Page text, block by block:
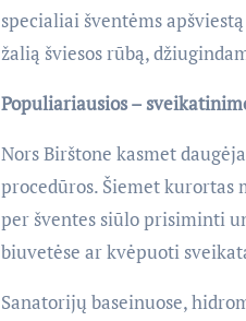
specialiai šventėms
žalią šviesos rūbą,
Populiariausios –
Nors Birštone kasmet
procedūros. Šiemet
per šventes siūlo prisiminti
biuvetėse ar kvėpuoti
Sanatorijų baseinuose,